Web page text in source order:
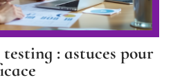
: astuces pour